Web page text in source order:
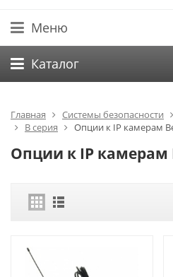
Меню
Каталог
Главная Системы безопасности
B серия
Опции к IP камерам
Опции к IP камерам